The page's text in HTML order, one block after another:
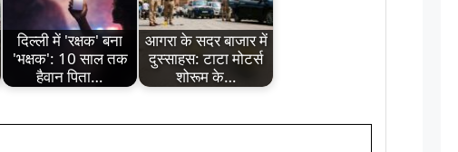
दिल्ली में 'रक्षक' बना
'भक्षक': 10 साल तक
हैवान पिता…
आगरा के सदर बाजार में
दुस्साहस: टाटा मोटर्स
शोरूम के…